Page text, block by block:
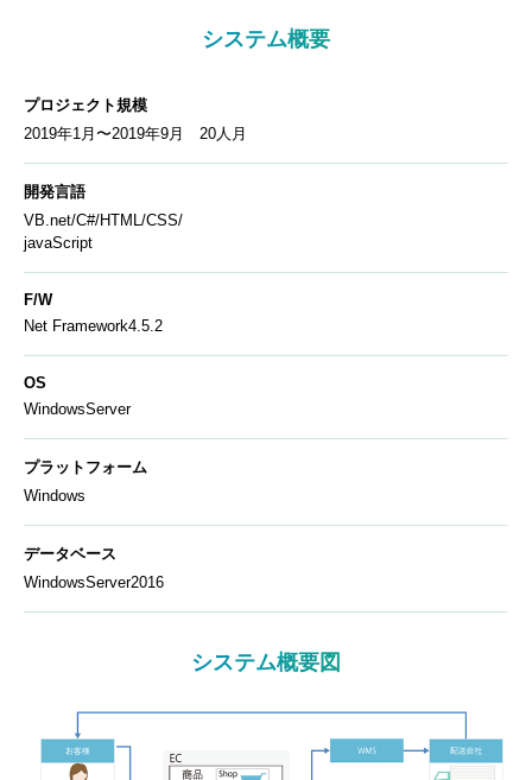
システム概要
プロジェクト規模
2019年1月〜2019年9月 20人月
開発言語
VB.net/C#/HTML/CSS/
javaScript
F/W
Net Framework4.5.2
OS
WindowsServer
プラットフォーム
Windows
データベース
WindowsServer2016
システム概要図